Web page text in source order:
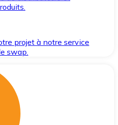
projet à notre service
swap.